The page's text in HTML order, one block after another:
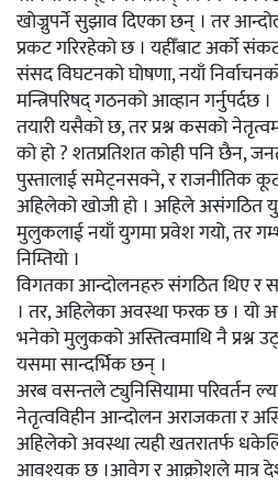
खोज्नुपर्ने सुझाव दिएका छन् । तर
प्रकट गरिरहेको छ । यहीँबाट अर्को संकट
संसद विघटनको घोषणा, नयाँ
मन्त्रिपरिषद् गठनको आव्हान गर्नुपर्दछ ।
तयारी यसैको छ, तर प्रश्न कसको
को हो ? शतप्रतिशत कोही पनि छैन,
पुस्तालाई समेट्नसक्ने, र राजनीतिक
अहिलेको खोजी हो । अहिले असंगठित
मुलुकलाई नयाँ युगमा प्रवेश गयो, तर
निम्तियो ।
विगतका आन्दोलनहरु संगठित थिए र
। तर, अहिलेका अवस्था फरक छ । यो
भनेको मुलुकको अस्तित्वमाथि नै प्रश्न उठ्नु
यसमा सान्दर्भिक छन् ।
अरब वसन्तले ट्युनिसियामा परिवर्तन
नेतृत्वविहीन आन्दोलन अराजकता र
अहिलेको अवस्था त्यही खतरातर्फ
आवश्यक छ ।आवेग र आक्रोशले मात्र